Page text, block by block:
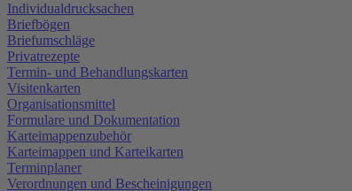
Individualdrucksachen
Briefbögen
Briefumschläge
Privatrezepte
Termin- und Behandlungskarten
Visitenkarten
Organisationsmittel
Formulare und Dokumentation
Karteimappenzubehör
Karteimappen und Karteikarten
Terminplaner
Verordnungen und Bescheinigungen